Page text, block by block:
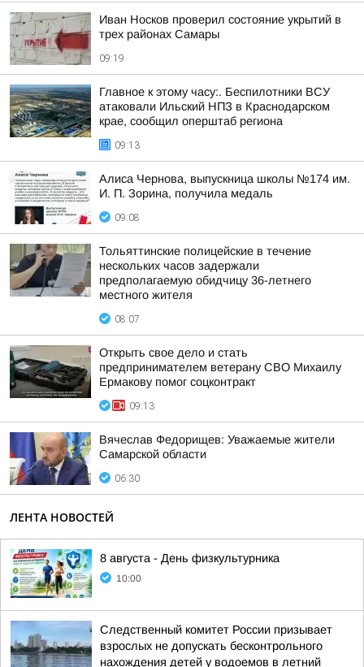
Иван Носков проверил состояние укрытий в
трех районах Самары
09:19
Главное к этому часу:. Беспилотники ВСУ
атаковали Ильский НПЗ в Краснодарском
крае, сообщил оперштаб региона
09:13
Алиса Чернова, выпускница школы №174 им.
И. П. Зорина, получила медаль
09:08
Тольяттинские полицейские в течение
нескольких часов задержали
предполагаемую обидчицу 36-летнего
местного жителя
08:07
Открыть свое дело и стать
предпринимателем ветерану СВО Михаилу
Ермакову помог соцконтракт
09:13
Вячеслав Федорищев: Уважаемые жители
Самарской области
06:30
ЛЕНТА НОВОСТЕЙ
8 августа - День физкультурника
10:00
Следственный комитет России призывает
взрослых не допускать бесконтрольного
нахождения детей у водоемов в летний